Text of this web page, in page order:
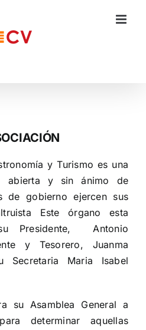
y Turismo es una
abierta y sin ánimo de
de gobierno ejercen sus
Este órgano esta
Presidente, Antonio
y Tesorero, Juanma
Maria Isabel
su Asamblea General a
determinar aquellas